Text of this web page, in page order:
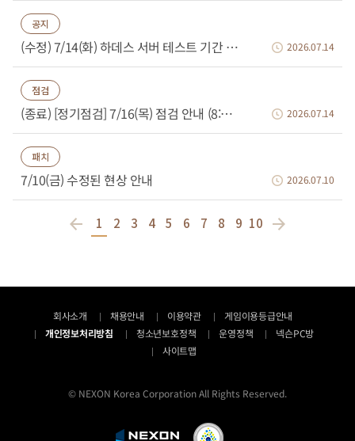
공지
(수정) 7/14(화) 하데스 서버 테스트 기간 안내 2026.07.14
점검
(종료) [정기점검] 7/16(목) 점검 안내 (8:00~8:40) 2026.07.14
패치
7/10(금) 수정된 현상 안내 2026.07.10
1 2 3 4 5 6 7 8 9 10
회사소개 채용안내 이용약관
게임이용등급안내
개인정보처리방침
청소년보호정책 운영정책
넥슨PC방
사이트맵
© NEXON Korea Corporation All Rights Reserved.